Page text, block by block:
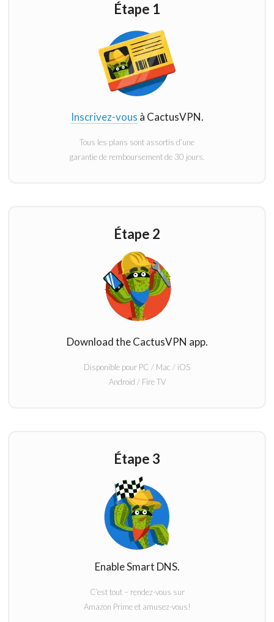
Étape 1
Inscrivez-vous à CactusVPN.
Tous les plans sont assortis d’une
garantie de remboursement de 30 jours.
Étape 2
Download the CactusVPN app.
Disponible pour PC / Mac / iOS
Android / Fire TV
Étape 3
Enable Smart DNS.
C’est tout – rendez-vous sur
Amazon Prime et amusez-vous!